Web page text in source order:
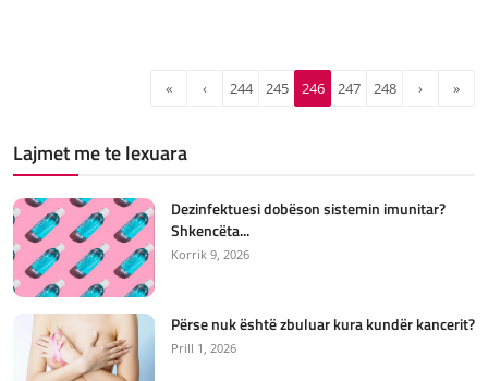
« ‹ 244 245 246 247 248 › »
Lajmet me te lexuara
Dezinfektuesi dobëson sistemin imunitar?
Shkencëta...
Korrik 9, 2026
Përse nuk është zbuluar kura kundër kancerit?
Prill 1, 2026